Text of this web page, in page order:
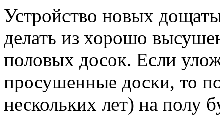
Устройство новых
делать из хорошо
половых досок. Если
просушенные доски, то
нескольких лет) на полу